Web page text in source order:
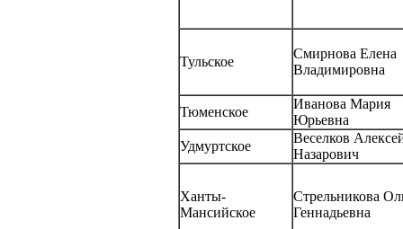
Тульское
Смирнова Елена
Владимировна
Тюменское
Иванова Мария
Юрьевна
Удмуртское
Веселков
Назарович
Ханты-
Мансийское
Стрельникова
Геннадьевна